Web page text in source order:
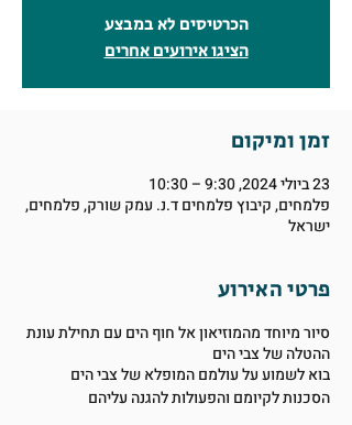
הכרטיסים לא במבצע
הציגו אירועים אחרים
זמן ומיקום
23 ביולי 2024, 9:30 – 10:30
פלמחים, קיבוץ פלמחים ד.נ. עמק שורק, פלמחים,
ישראל
פרטי האירוע
סיור מיוחד מהמוזיאון אל חוף הים עם תחילת עונת
ההטלה של צבי הים
בוא לשמוע על עולמם המופלא של צבי הים
הסכנות לקיומם והפעולות להגנה עליהם